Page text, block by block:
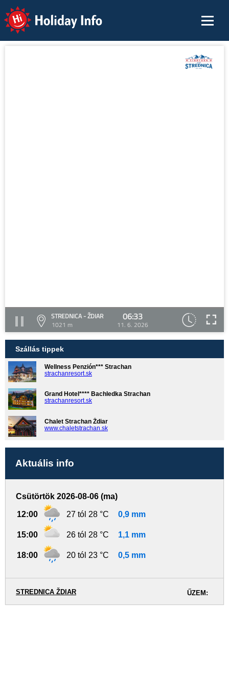
Holiday Info
STREDNICA - ŽDIAR
1021 m
06:33
11. 6. 2026
Szállás tippek
Wellness Penzión*** Strachan
strachanresort.sk
Grand Hotel**** Bachledka Strachan
strachanresort.sk
Chalet Strachan Ždiar
www.chaletstrachan.sk
Aktuális info
Csütörtök 2026-08-06 (ma)
12:00 27 tól 28 °C 0,9 mm
15:00 26 tól 28 °C 1,1 mm
18:00 20 tól 23 °C 0,5 mm
ŰZEM:
STREDNICA ŽDIAR